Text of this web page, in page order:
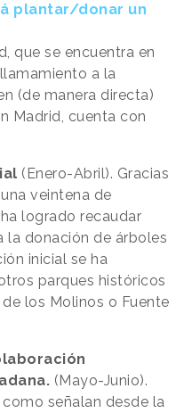
plantar/donar un
que se encuentra en
a la
(de manera directa)
Madrid, cuenta con
(Enero-Abril). Gracias
veintena de
logrado recaudar
la donación de árboles
inicial se ha
parques históricos
los Molinos o Fuente
(Mayo-Junio).
como señalan desde la